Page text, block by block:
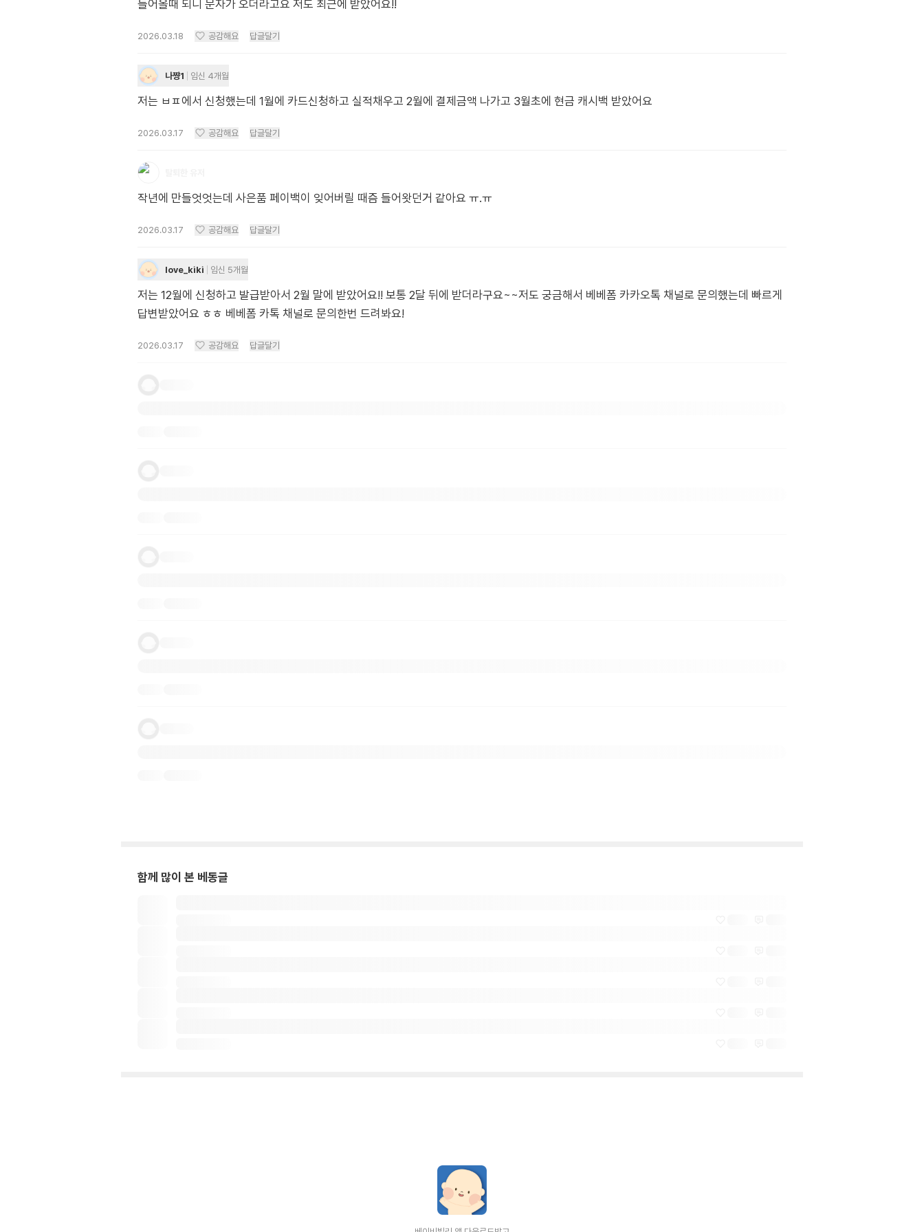
들어올때 되니 문자가 오더라고요 저도 최근에 받았어요!!
2026.03.18 공감해요 답글달기
나쨩1 임신 4개월
저는 ㅂㅍ에서 신청했는데 1월에 카드신청하고 실적채우고 2월에 결제금액 나가고 3월초에 현금 캐시백 받았어요
2026.03.17 공감해요 답글달기
작년에 만들엇엇는데 사은품 페이백이 잊어버릴 때즘 들어왓던거 같아요 ㅠ.ㅠ
2026.03.17 공감해요 답글달기
love_kiki 임신 5개월
저는 12월에 신청하고 발급받아서 2월 말에 받았어요!! 보통 2달 뒤에 받더라구요~~저도 궁금해서 베베폼 카카오톡 채널로 문의했는데 빠르게
답변받았어요 ㅎㅎ 베베폼 카톡 채널로 문의한번 드려봐요!
2026.03.17 공감해요 답글달기
함께 많이 본 베동글